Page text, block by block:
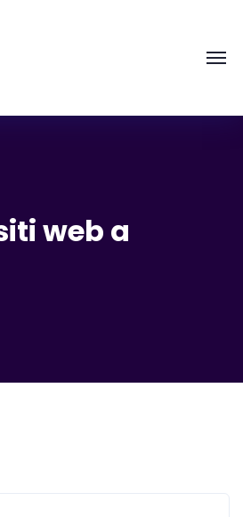
web a